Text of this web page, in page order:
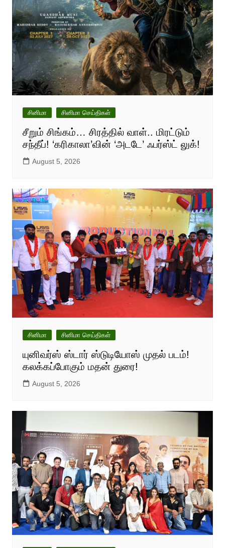
சினிமா சினிமா செய்திகள்
சீறும் சிங்கம்… சிரத்தில் வாள்.. மிரட்டும்
சந்தீப்! ‘கரிகாலா’வின் ‘அடடே’ ஃபர்ஸ்ட் லுக்!
August 5, 2026
சினிமா சினிமா செய்திகள்
யுனிவர்ஸ் ஸ்டார் ஸ்டுடியோஸ் முதல் படம்!
கலக்கப்போகும் மதன் துரை!
August 5, 2026